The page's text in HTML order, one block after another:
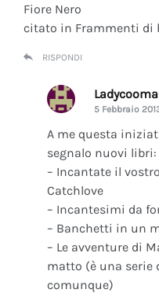
Fiore Nero
citato in Frammenti di
RISPONDI
5 Febbraio
A me questa
segnalo nuovi libri:
– Incantate il
Catchlove
– Incantesimi da
– Banchetti in un
– Le avventure di
matto (è una serie
comunque)